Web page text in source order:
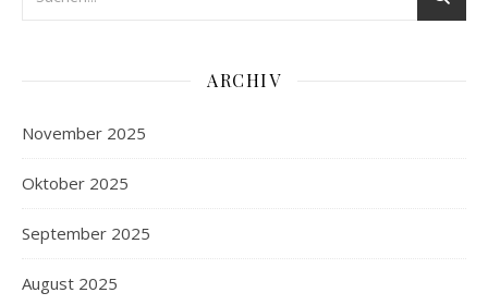
ARCHIV
November 2025
Oktober 2025
September 2025
August 2025